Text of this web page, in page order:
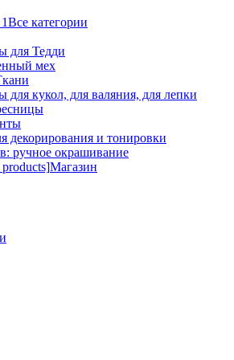
Все категории
для Тедди
мех
для кукол, для валяния, для лепки
декорирования и тонировки
ручное окрашивание
Магазин